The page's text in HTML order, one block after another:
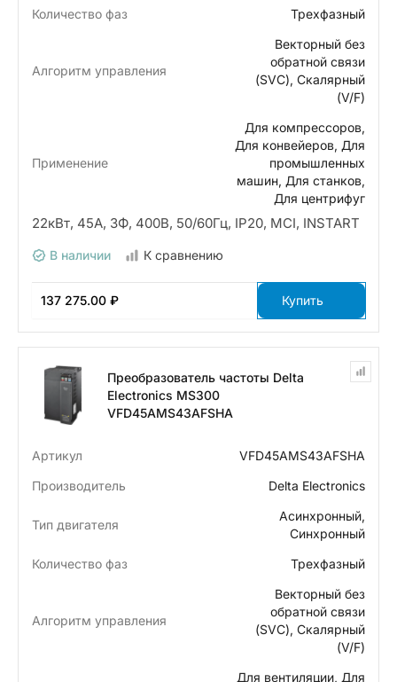
Количество фаз
Трехфазный
Алгоритм управления
Векторный без
обратной связи
(SVC), Скалярный
(V/F)
Применение
Для компрессоров,
Для конвейеров, Для
промышленных
машин, Для станков,
Для центрифуг
22кВт, 45А, 3Ф, 400В, 50/60Гц, IP20, MCI, INSTART
В наличии К сравнению
137 275.00 ₽ Купить
Преобразователь частоты Delta
Electronics MS300
VFD45AMS43AFSHA
Артикул
VFD45AMS43AFSHA
Производитель
Delta Electronics
Тип двигателя
Асинхронный,
Синхронный
Количество фаз
Трехфазный
Алгоритм управления
Векторный без
обратной связи
(SVC), Скалярный
(V/F)
Для вентиляции, Для